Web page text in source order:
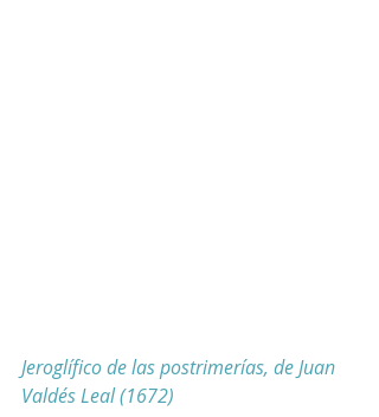
Jeroglífico de las postrimerías, de Juan
Valdés Leal (1672)